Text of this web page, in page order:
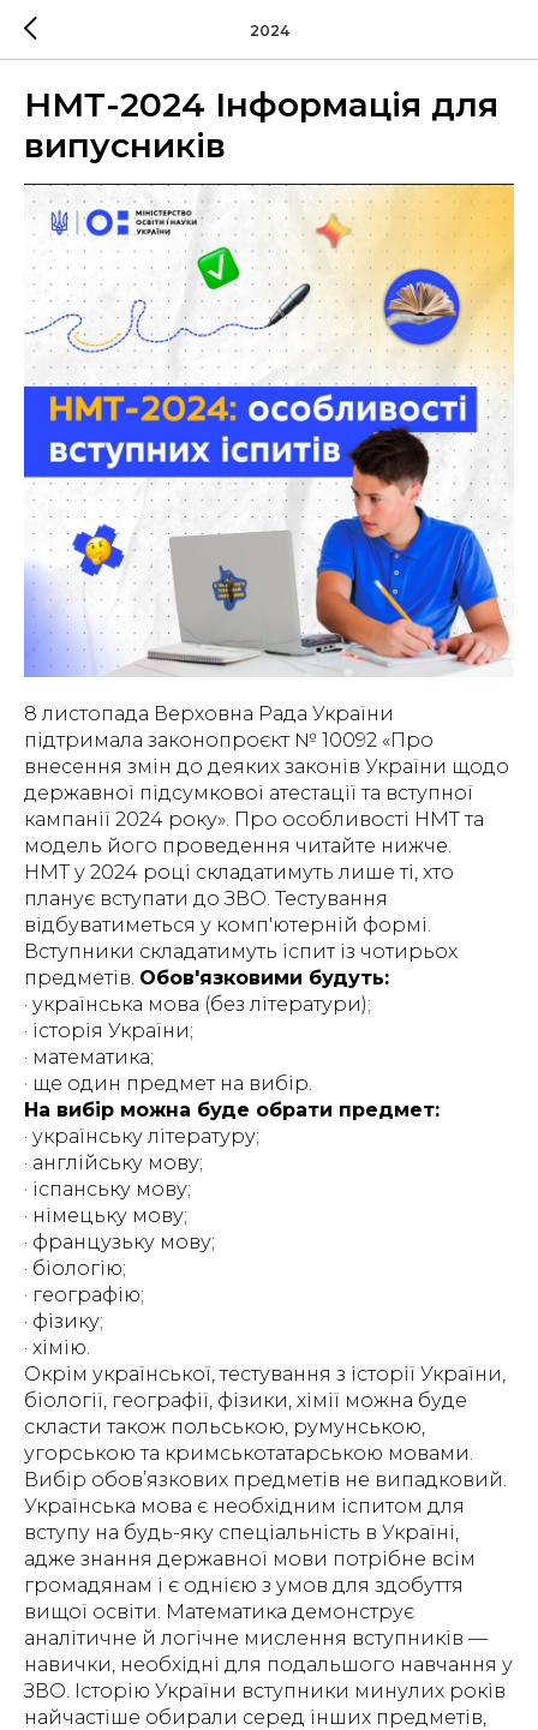
2024
НМТ-2024 Інформація для
випусників
8 листопада Верховна Рада України
підтримала законопроєкт № 10092 «Про
внесення змін до деяких законів України щодо
державної підсумкової атестації та вступної
кампанії 2024 року». Про особливості НМТ та
модель його проведення читайте нижче.
НМТ у 2024 році складатимуть лише ті, хто
планує вступати до ЗВО. Тестування
відбуватиметься у комп'ютерній формі.
Вступники складатимуть іспит із чотирьох
предметів. Обов'язковими будуть:
· українська мова (без літератури);
· історія України;
· математика;
· ще один предмет на вибір.
На вибір можна буде обрати предмет:
· українську літературу;
· англійську мову;
· іспанську мову;
· німецьку мову;
· французьку мову;
· біологію;
· географію;
· фізику;
· хімію.
Окрім української, тестування з історії України,
біології, географії, фізики, хімії можна буде
скласти також польською, румунською,
угорською та кримськотатарською мовами.
Вибір обовʼязкових предметів не випадковий.
Українська мова є необхідним іспитом для
вступу на будь-яку спеціальність в Україні,
адже знання державної мови потрібне всім
громадянам і є однією з умов для здобуття
вищої освіти. Математика демонструє
аналітичне й логічне мислення вступників —
навички, необхідні для подальшого навчання у
ЗВО. Історію України вступники минулих років
найчастіше обирали серед інших предметів,